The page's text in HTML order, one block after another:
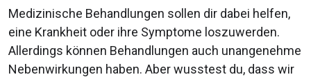
Medizinische Behandlungen sollen dir dabei helfen,
eine Krankheit oder ihre Symptome loszuwerden.
Allerdings können Behandlungen auch unangenehme
Nebenwirkungen haben. Aber wusstest du, dass wir